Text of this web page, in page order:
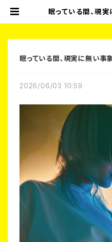
眠っている間、現
眠っている間、現実に無い事
2026/06/03 10:59